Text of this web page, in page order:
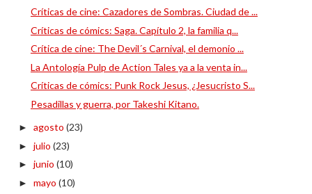
Críticas de cine: Cazadores de Sombras. Ciudad de ...
Críticas de cómics: Saga. Capítulo 2, la familia q...
Crítica de cine: The Devil´s Carnival, el demonio ...
La Antología Pulp de Action Tales ya a la venta in...
Críticas de cómics: Punk Rock Jesus, ¿Jesucristo S...
Pesadillas y guerra, por Takeshi Kitano.
► agosto (23)
► julio (23)
► junio (10)
► mayo (10)